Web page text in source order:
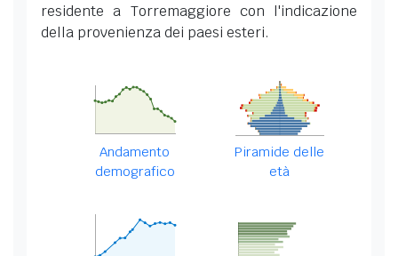
residente a Torremaggiore con l'indicazione
della provenienza dei paesi esteri.
Andamento
demografico
Piramide delle
età